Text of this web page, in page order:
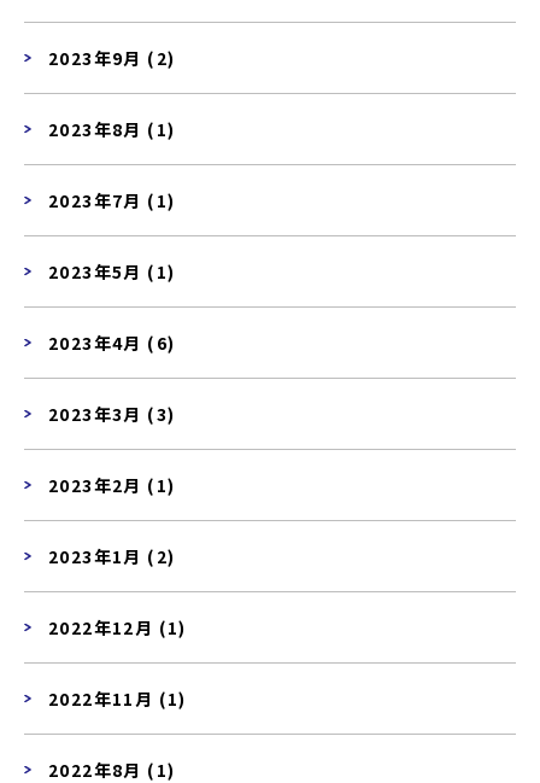
2023年9月 (2)
2023年8月 (1)
2023年7月 (1)
2023年5月 (1)
2023年4月 (6)
2023年3月 (3)
2023年2月 (1)
2023年1月 (2)
2022年12月 (1)
2022年11月 (1)
2022年8月 (1)